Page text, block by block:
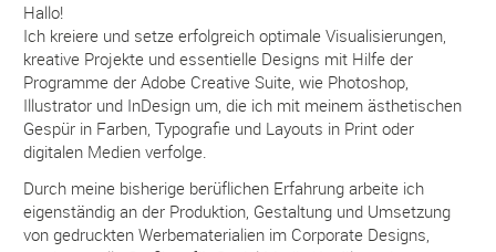
Hallo!
Ich kreiere und setze erfolgreich optimale Visualisierungen,
kreative Projekte und essentielle Designs mit Hilfe der
Programme der Adobe Creative Suite, wie Photoshop,
Illustrator und InDesign um, die ich mit meinem ästhetischen
Gespür in Farben, Typografie und Layouts in Print oder
digitalen Medien verfolge.
Durch meine bisherige berüflichen Erfahrung arbeite ich
eigenständig an der Produktion, Gestaltung und Umsetzung
von gedruckten Werbematerialien im Corporate Designs,